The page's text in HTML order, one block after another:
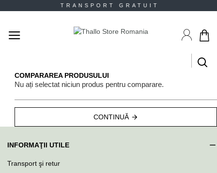
GRATUIT
COMPARAREA PRODUSULUI
Nu ați selectat niciun produs pentru comparare.
CONTINUĂ
INFORMAŢII UTILE
Transport şi retur